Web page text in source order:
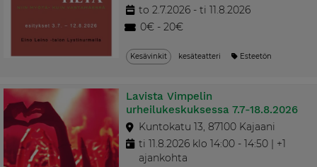
to 2.7.2026 - ti 11.8.2026
0€ - 20€
Kesävinkit kesäteatteri Esteetön
Lavista Vimpelin
urheilukeskuksessa 7.7-18.8.2026
Kuntokatu 13, 87100 Kajaani
ti 11.8.2026 klo 14:00 - 14:50 | +1
ajankohta